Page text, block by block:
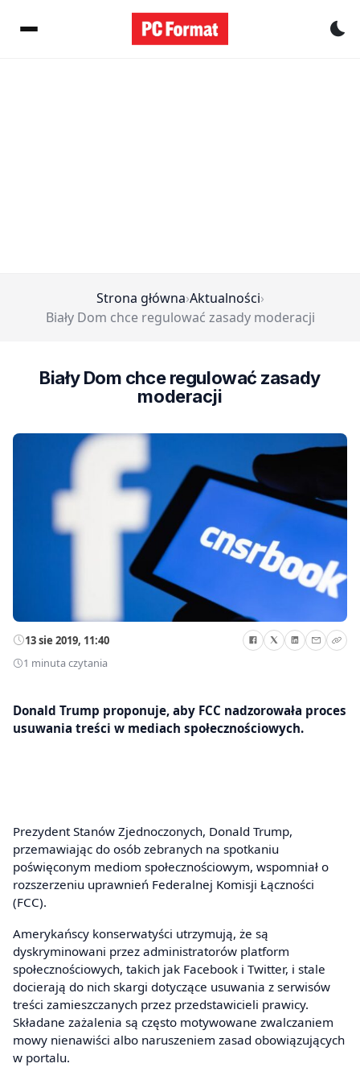
Strona główna›Aktualności›
Biały Dom chce regulować zasady moderacji
Biały Dom chce regulować zasady
moderacji
13 sie 2019, 11:40
1 minuta czytania
Donald Trump proponuje, aby FCC nadzorowała proces
usuwania treści w mediach społecznościowych.
Prezydent Stanów Zjednoczonych, Donald Trump,
przemawiając do osób zebranych na spotkaniu
poświęconym mediom społecznościowym, wspomniał o
rozszerzeniu uprawnień Federalnej Komisji Łączności
(FCC).
Amerykańscy konserwatyści utrzymują, że są
dyskryminowani przez administratorów platform
społecznościowych, takich jak Facebook i Twitter, i stale
docierają do nich skargi dotyczące usuwania z serwisów
treści zamieszczanych przez przedstawicieli prawicy.
Składane zażalenia są często motywowane zwalczaniem
mowy nienawiści albo naruszeniem zasad obowiązujących
w portalu.